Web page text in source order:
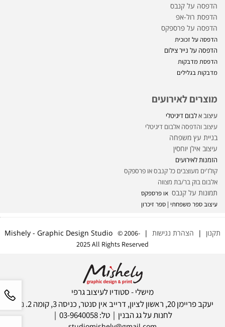
הדפסה על קנבס
הדפסת רול-אפ
הדפסה על פרספקס
הדפסה על זכוכית
הדפסה על נייר צילום
הדפסת מדבקות
מדבקות בגלילים
מוצרים לאירועים
עיצוב אלבום דיגיטלי
עיצוב והדפסה אלבום דיגיטלי
בניית עץ משפחה
עיצוב אילן יוחסין
הזמנות לאירועים
קולז'ים מעוצבים כל קנבס או פרספקס
אלבום בוק בר/בת מצווה
תמונות על קנבס או פרספקס
עיצוב ספר משפחתי | ספר זיכרון
תקנון | הצהרת נגישות| Mishely - Graphic Design Studio
© 2006-
2025 All Rights Reserved
מישלי - סטודיו לעיצוב גרפי
יעקב פריימן 20, ראשון לציון, דרייב אין סנטר, כניסה 3, קומה 2. ניתן
לחנות על גג הבנין | טל: 03-9640058 |